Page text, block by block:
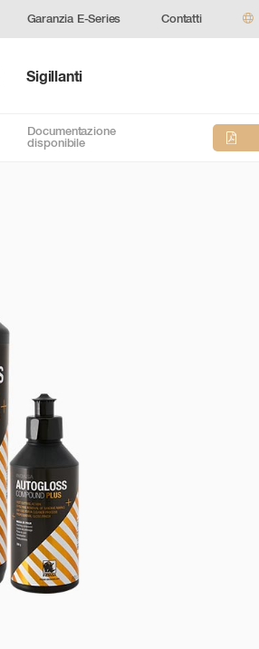
Garanzia E-Series Contatti
Sigillanti
Documentazione
disponibile